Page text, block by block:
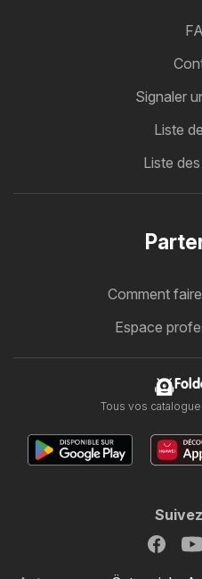
Signaler
Liste
Liste
Comment
Espace
Tous vos